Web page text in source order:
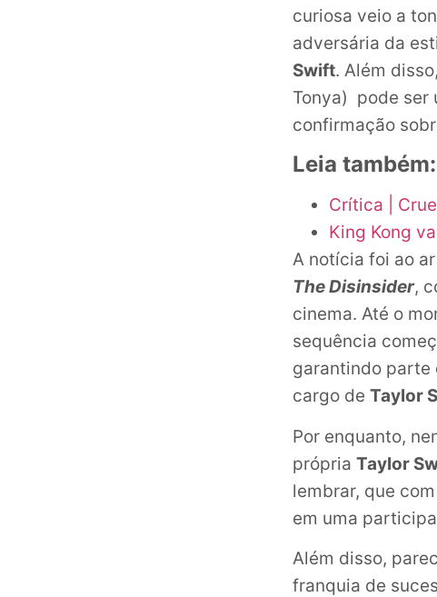
curiosa veio a
adversária da
Swift. Além
Tonya) pode ser
confirmação
Leia também:
Crítica |
King Kong
A notícia foi ao
The Disinsider,
cinema. Até o
sequência
garantindo parte
cargo de Taylor
Por enquanto,
própria Taylor
lembrar, que
em uma
Além disso,
franquia de